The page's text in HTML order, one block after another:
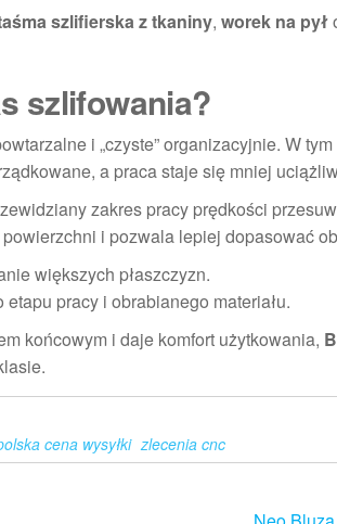
szlifierska z tkaniny, worek na pył
szlifowania?
i „czyste” organizacyjnie. W
a praca staje się mniej
zakres pracy prędkości
i pozwala lepiej dopasować
większych płaszczyzn.
pracy i obrabianego materiału.
końcowym i daje komfort użytkowania,
cena wysyłki zlecenia cnc